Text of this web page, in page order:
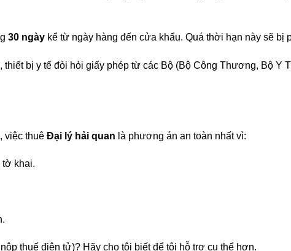
30 ngày kể từ ngày hàng đến cửa khẩu. Quá thời hạn này sẽ bị
thiết bị y tế đòi hỏi giấy phép từ các Bộ (Bộ Công Thương, Bộ Y
việc thuê Đại lý hải quan là phương án an toàn nhất vì:
tờ khai.
thuế điện tử)? Hãy cho tôi biết để tôi hỗ trợ cụ thể hơn.